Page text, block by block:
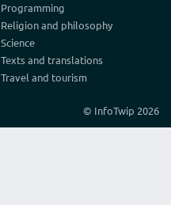
Programming
Religion and philosophy
Science
Texts and translations
Travel and tourism
© InfoTwip 2026